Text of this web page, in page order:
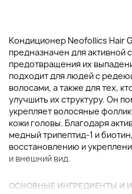
Кондиционер Neofollics Hair
предназначен для активной
предотвращения их
подходит для людей с
волосами, а также для тех,
улучшить их структуру. Он
укрепляет волосяные
кожи головы. Благодаря
медный трипептид-1 и
восстановлению и
и внешний вид.
ОСНОВНЫЕ ИНГРЕДИЕНТЫ И